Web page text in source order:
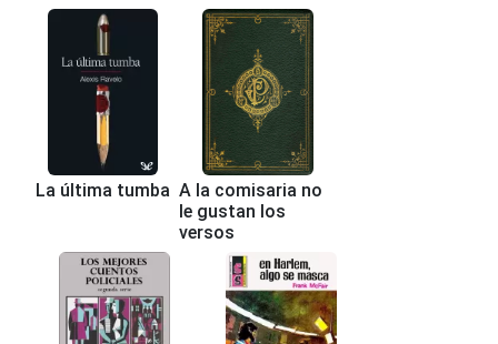
La última tumba A la comisaria no
le gustan los
versos